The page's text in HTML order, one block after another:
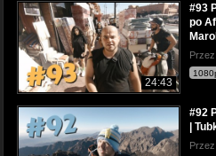
24:43
#93
po
#92
|